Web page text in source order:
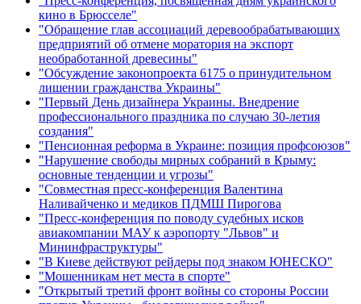
кино в Брюсселе"
"Обращение глав ассоциаций деревообрабатывающих
предприятий об отмене моратория на экспорт
необработанной древесины"
"Обсуждение законопроекта 6175 о принудительном
лишении гражданства Украины"
"Первый День дизайнера Украины. Внедрение
профессионального праздника по случаю 30-летия
создания"
"Пенсионная реформа в Украине: позиция профсоюзов"
"Нарушение свободы мирных собраний в Крыму:
основные тенденции и угрозы"
"Совместная пресс-конференция Валентина
Наливайченко и медиков ПДМШ Пирогова
"Пресс-конференция по поводу судебных исков
авиакомпании МАУ к аэропорту "Львов" и
Мининфраструктуры"
"В Киеве действуют рейдеры под знаком ЮНЕСКО"
"Мошенникам нет места в спорте"
"Открытый третий фронт войны со стороны России